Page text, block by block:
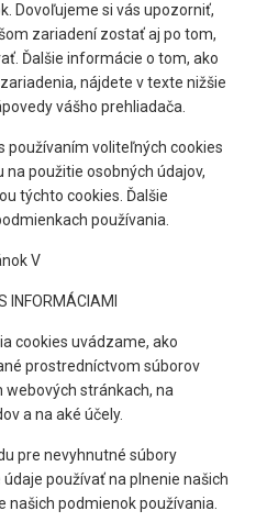
Dovoľujeme si vás upozorniť,
zariadení zostať aj po tom,
Ďalšie informácie o tom, ako
nájdete v texte nižšie
vášho prehliadača.
používaním voliteľných cookies
na použitie osobných údajov,
týchto cookies. Ďalšie
používania.
V
INFORMÁCIAMI
cookies uvádzame, ako
prostredníctvom súborov
webových stránkach, na
a na aké účely.
pre nevyhnutné súbory
používať na plnenie našich
podmienok používania.